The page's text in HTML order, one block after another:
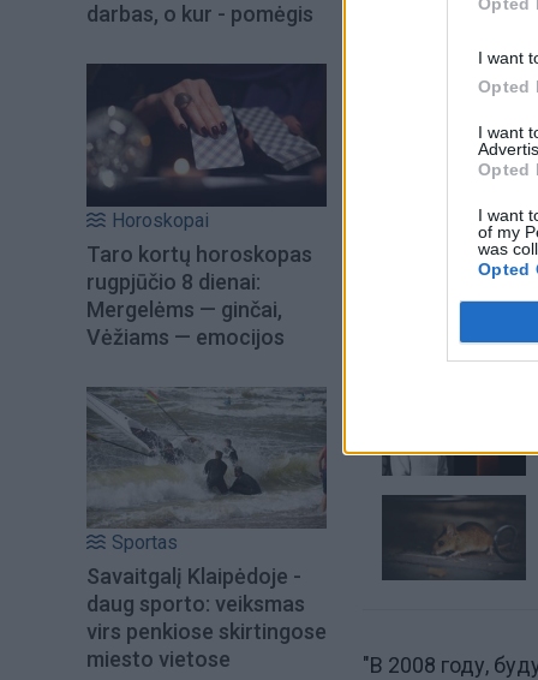
I want
Opted
I want
Opted
I want
of my
was
Opted
darbas, o kur - pomėgis
Horoskopai
Taro kortų horoskopas
rugpjūčio 8 dienai:
Mergelėms — ginčai,
Vėžiams — emocijos
Sportas
Savaitgalį Klaipėdoje -
daug sporto: veiksmas
virs penkiose skirtingose
miesto vietose
Šiuo metu
"В 2008 году,